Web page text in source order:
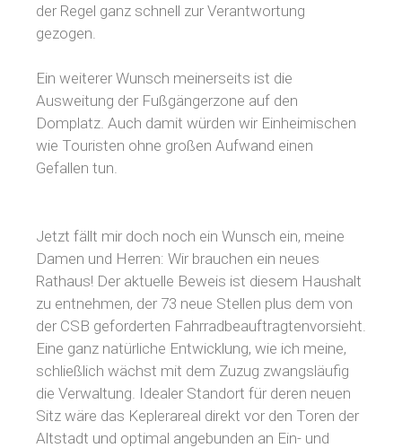
der Regel ganz schnell zur Verantwortung
gezogen.
Ein weiterer Wunsch meinerseits ist die
Ausweitung der Fußgängerzone auf den
Domplatz. Auch damit würden wir Einheimischen
wie Touristen ohne großen Aufwand einen
Gefallen tun.
Jetzt fällt mir doch noch ein Wunsch ein, meine
Damen und Herren: Wir brauchen ein neues
Rathaus! Der aktuelle Beweis ist diesem Haushalt
zu entnehmen, der 73 neue Stellen plus dem von
der CSB geforderten Fahrradbeauftragtenvorsieht.
Eine ganz natürliche Entwicklung, wie ich meine,
schließlich wächst mit dem Zuzug zwangsläufig
die Verwaltung. Idealer Standort für deren neuen
Sitz wäre das Keplerareal direkt vor den Toren der
Altstadt und optimal angebunden an Ein- und